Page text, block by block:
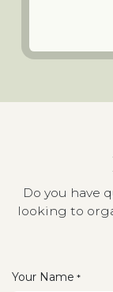
Do you have
looking to
Your Name *